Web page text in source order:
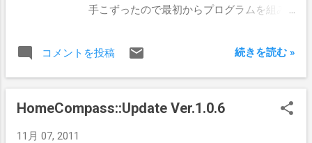
手こずったので最初からプログラムを組み
参考文献。 巻末のAndroid用プログラムは
ES 1.0用ですが、サイトからES 2.0用プログ
してはまだネットの情報が少ないのでもっ
コメントを投稿 続きを読む »
HomeCompass::Update Ver.1.0.6
11月 07, 2011